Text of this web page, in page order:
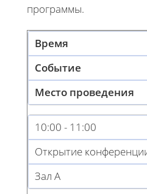
программы.
Время
Событие
Место проведения
10:00 - 11:00
Открытие
Зал А